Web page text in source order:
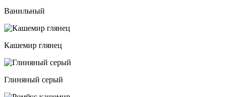
Ванильный
Кашемир глянец
Глиняный серый